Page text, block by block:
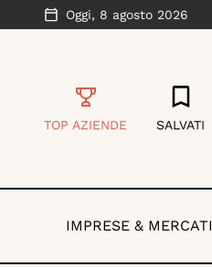
Oggi, 8 agosto 2026
TOP AZIENDE SALVATI
IMPRESE & MERCATI